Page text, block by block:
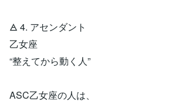
🜁 4. アセンダント
乙女座
“整えてから動く人”
ASC乙女座の人は、